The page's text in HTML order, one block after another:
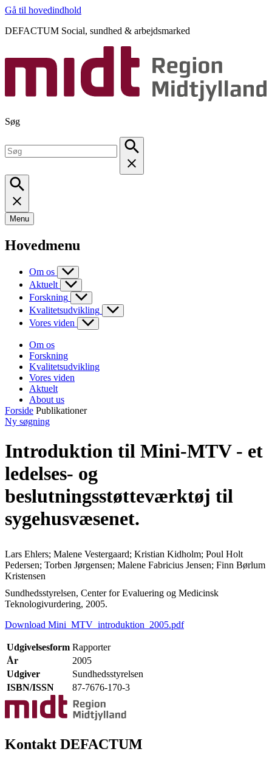
Gå til hovedindhold
DEFACTUM Social, sundhed & arbejdsmarked
Søg
Menu
Hovedmenu
Om os
Aktuelt
Forskning
Kvalitetsudvikling
Vores viden
Om os
Forskning
Kvalitetsudvikling
Vores viden
Aktuelt
About us
Forside Publikationer
Ny søgning
Introduktion til Mini-MTV - et
ledelses- og
beslutningsstøtteværktøj til
sygehusvæsenet.
Lars Ehlers; Malene Vestergaard; Kristian Kidholm; Poul Holt
Pedersen; Torben Jørgensen; Malene Fabricius Jensen; Finn Børlum
Kristensen
Sundhedsstyrelsen, Center for Evaluering og Medicinsk
Teknologivurdering, 2005.
Download Mini_MTV_introduktion_2005.pdf
Udgivelsesform Rapporter
År
2005
Udgiver
Sundhedsstyrelsen
ISBN/ISSN
87-7676-170-3
Kontakt DEFACTUM